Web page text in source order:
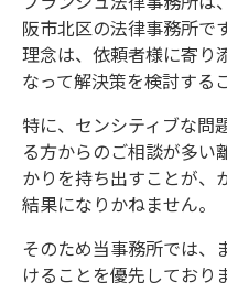
阪市北区の法律事務所で
理念は、依頼者様に寄り
なって解決策を検討する
特に、センシティブな問
る方からのご相談が多い
かりを持ち出すことが、
結果になりかねません。
そのため当事務所では、
けることを優先しており